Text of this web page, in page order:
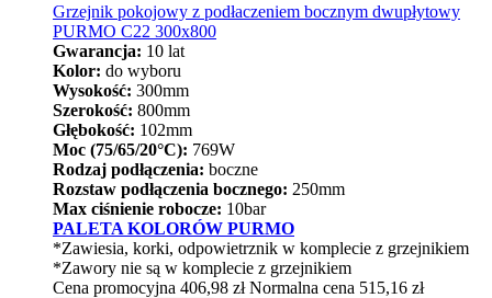
Grzejnik pokojowy z podłaczeniem bocznym dwupłytowy
PURMO C22 300x800
Gwarancja: 10 lat
Kolor: do wyboru
Wysokość: 300mm
Szerokość: 800mm
Głębokość: 102mm
Moc (75/65/20°C): 769W
Rodzaj podłączenia: boczne
Rozstaw podłączenia bocznego: 250mm
Max ciśnienie robocze: 10bar
PALETA KOLORÓW PURMO
*Zawiesia, korki, odpowietrznik w komplecie z grzejnikiem
*Zawory nie są w komplecie z grzejnikiem
Cena promocyjna 406,98 zł Normalna cena 515,16 zł